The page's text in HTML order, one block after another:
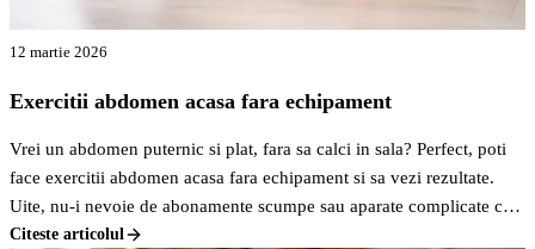
12 martie 2026
Exercitii abdomen acasa fara echipament
Vrei un abdomen puternic si plat, fara sa calci in sala? Perfect, poti
face exercitii abdomen acasa fara echipament si sa vezi rezultate.
Uite, nu-i nevoie de abonamente scumpe sau aparate complicate ca
sa-ti tonifiezi zona asta.
Citeste articolul